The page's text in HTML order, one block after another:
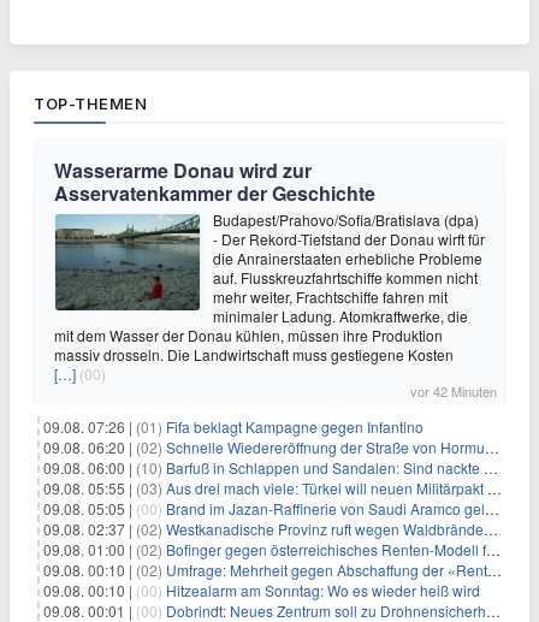
TOP-THEMEN
Wasserarme Donau wird zur
Asservatenkammer der Geschichte
Budapest/Prahovo/Sofia/Bratislava (dpa)
- Der Rekord-Tiefstand der Donau wirft für
die Anrainerstaaten erhebliche Probleme
auf. Flusskreuzfahrtschiffe kommen nicht
mehr weiter, Frachtschiffe fahren mit
minimaler Ladung. Atomkraftwerke, die
mit dem Wasser der Donau kühlen, müssen ihre Produktion
massiv drosseln. Die Landwirtschaft muss gestiegene Kosten
[…] (00)
vor 42 Minuten
09.08. 07:26 | (01) Fifa beklagt Kampagne gegen Infantino
09.08. 06:20 | (02) Schnelle Wiedereröffnung der Straße von Hormus ungewiss
09.08. 06:00 | (10) Barfuß in Schlappen und Sandalen: Sind nackte Füße eklig?
09.08. 05:55 | (03) Aus drei mach viele: Türkei will neuen Militärpakt erweitern
09.08. 05:05 | (00) Brand im Jazan-Raffinerie von Saudi Aramco gelöscht: Auswirkungen auf die Energiemärkte
09.08. 02:37 | (02) Westkanadische Provinz ruft wegen Waldbränden Notstand aus
09.08. 01:00 | (02) Bofinger gegen österreichisches Renten-Modell für Schwerarbeiter
09.08. 00:10 | (02) Umfrage: Mehrheit gegen Abschaffung der «Rente mit 63»
09.08. 00:10 | (00) Hitzealarm am Sonntag: Wo es wieder heiß wird
09.08. 00:01 | (00) Dobrindt: Neues Zentrum soll zu Drohnensicherheit forschen